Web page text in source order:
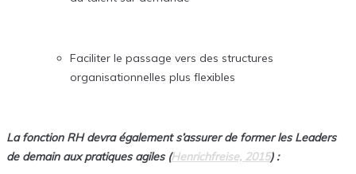
Faciliter le passage vers des structures
organisationnelles plus flexibles
La fonction RH devra également s’assurer de former les Leaders
de demain aux pratiques agiles (Henrichfreise, 2015) :